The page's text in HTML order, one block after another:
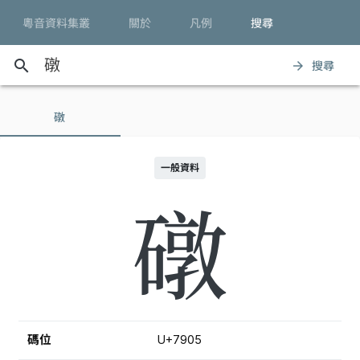
粵音資料集叢 關於 凡例 搜尋
search arrow_forward 搜尋
礅
一般資料
礅
碼位 U+7905